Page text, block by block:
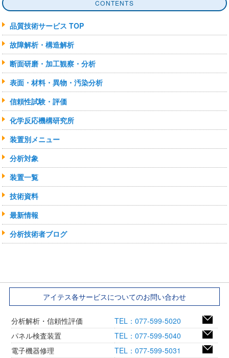
CONTENTS
品質技術サービス TOP
故障解析・構造解析
断面研磨・加工観察・分析
表面・材料・異物・汚染分析
信頼性試験・評価
化学反応機構研究所
装置別メニュー
分析対象
装置一覧
技術資料
最新情報
分析技術者ブログ
アイテス各サービスについてのお問い合わせ
分析解析・信頼性評価
TEL：077-599-5020
パネル検査装置
TEL：077-599-5040
電子機器修理
TEL：077-599-5031